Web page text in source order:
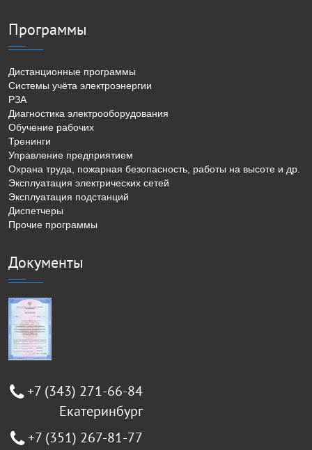
Программы
Дистанционные программы
Системы учёта электроэнергии
РЗА
Диагностика электрооборудования
Обучение рабочих
Тренинги
Управление предприятием
Охрана труда, пожарная безопасность, работы на высоте и др.
Эксплуатация электрических сетей
Эксплуатация подстанций
Диспетчеры
Прочие программы
Документы
+7 (343) 271-66-84
Екатеринбург
+7 (351) 267-81-77